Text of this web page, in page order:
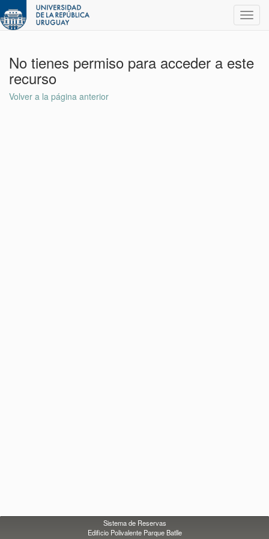
No tienes permiso para acceder a este
recurso
Volver a la página anterior
Sistema de Reservas
Edificio Polivalente Parque Batlle